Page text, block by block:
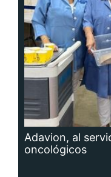
Adavion, al
oncológicos